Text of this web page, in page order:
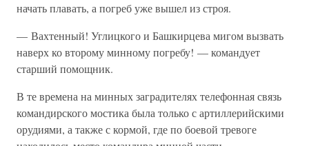
начать плавать, а погреб уже вышел из строя.
— Вахтенный! Углицкого и Башкирцева мигом вызвать
наверх ко второму минному погребу! — командует
старший помощник.
В те времена на минных заградителях телефонная связь
командирского мостика была только с артиллерийскими
орудиями, а также с кормой, где по боевой тревоге